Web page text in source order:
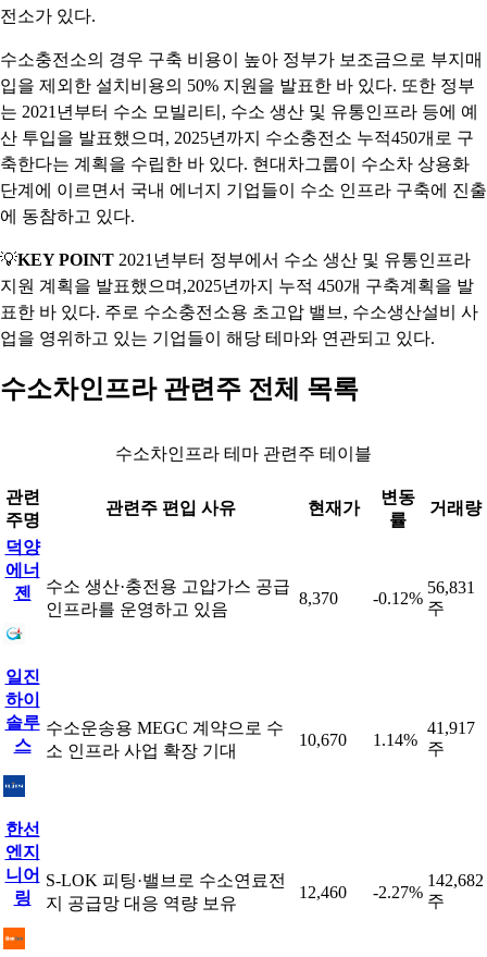
전소가 있다.
수소충전소의 경우 구축 비용이 높아 정부가 보조금으로 부지매
입을 제외한 설치비용의 50% 지원을 발표한 바 있다. 또한 정부
는 2021년부터 수소 모빌리티, 수소 생산 및 유통인프라 등에 예
산 투입을 발표했으며, 2025년까지 수소충전소 누적450개로 구
축한다는 계획을 수립한 바 있다. 현대차그룹이 수소차 상용화
단계에 이르면서 국내 에너지 기업들이 수소 인프라 구축에 진출
에 동참하고 있다.
💡KEY POINT 2021년부터 정부에서 수소 생산 및 유통인프라
지원 계획을 발표했으며,2025년까지 누적 450개 구축계획을 발
표한 바 있다. 주로 수소충전소용 초고압 밸브, 수소생산설비 사
업을 영위하고 있는 기업들이 해당 테마와 연관되고 있다.
수소차인프라 관련주 전체 목록
수소차인프라 테마 관련주 테이블
관련
주명
관련주 편입 사유 현재가
변동
률
거래량
덕양
에너
젠
수소 생산·충전용 고압가스 공급
인프라를 운영하고 있음
8,370 -0.12%
56,831
주
일진
하이
솔루
스
수소운송용 MEGC 계약으로 수
소 인프라 사업 확장 기대
10,670 1.14%
41,917
주
한선
엔지
니어
링
S-LOK 피팅·밸브로 수소연료전
지 공급망 대응 역량 보유
12,460 -2.27%
142,682
주